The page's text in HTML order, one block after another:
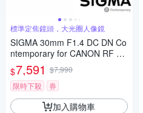
標準定焦鏡頭，大光圈人像鏡
SIGMA 30mm F1.4 DC DN Co
ntemporary for CANON RF 接
環 (公司貨) 標準大光圈定焦鏡
人像鏡 APS-C 無反微單眼專用
鏡頭
$7,591 $7,990
限時下殺
券
加入購物車